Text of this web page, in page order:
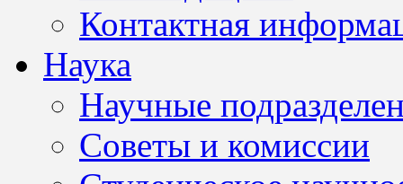
Контактная
Наука
Научные
Советы и комиссии